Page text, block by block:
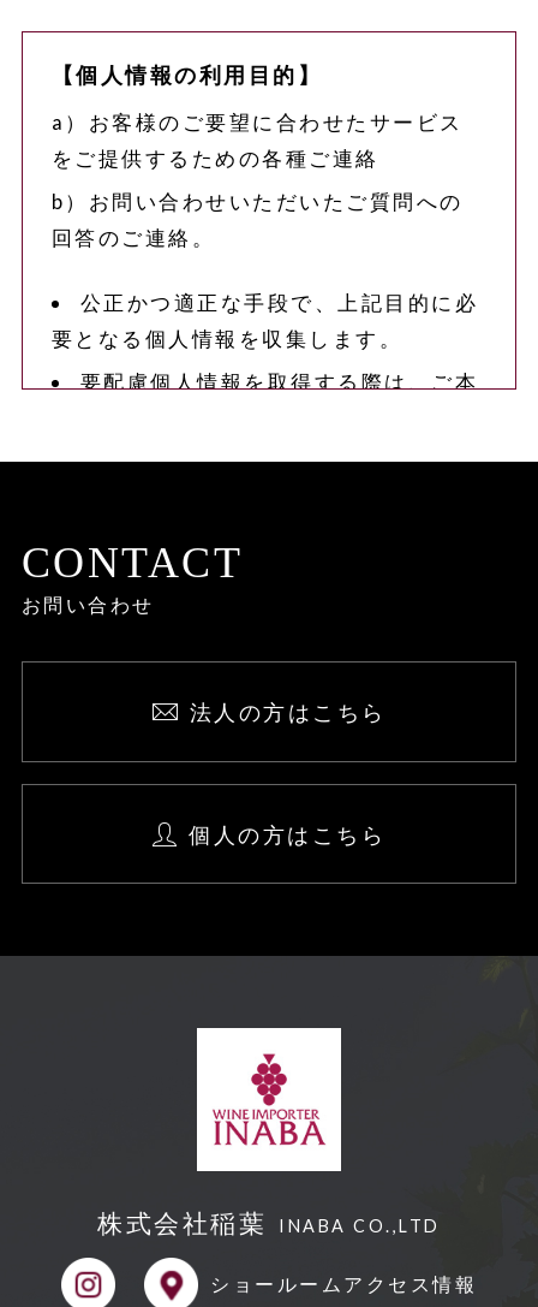
【個人情報の利用目的】
a）お客様のご要望に合わせたサービス
をご提供するための各種ご連絡
b）お問い合わせいただいたご質問への
回答のご連絡。
公正かつ適正な手段で、上記目的に必
要となる個人情報を収集します。
要配慮個人情報を取得する際は、ご本
取得した個人情報は、ご本人の同意な
情報が漏洩しないよう対策を講じ、従
業員だけでなく委託業者も監督します。
国内外を問わず、法令により認められ
三者に情報を提供しません。
公開された個人情報が事実と異なる場
合、訂正や削除に応じます
【Googleアナリティクスの使⽤につい
供、またユーザビリティの向上のため、
Googleアナリティクスを使⽤し、当サ
イトの利⽤状況などのデータ収集及び解
CONTACT
お問い合わせ
法人の方はこちら
個人の方はこちら
株式会社稲葉 INABA CO.,LTD
ショールーム アクセス情報